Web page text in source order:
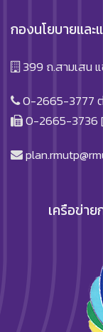
กองนโยบายและ
399 ถ.สามเสน
0-2665-3777
0-2665-3736
เครือข่า